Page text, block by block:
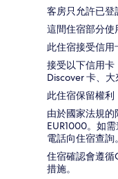
客房只允許已登
這間住宿部分使
此住宿接受信用
接受以下信用卡
Discover 卡、
此住宿保留權利
由於國家法規
EUR1000。如
電話向住宿查詢。
住宿確認會遵循
措施。